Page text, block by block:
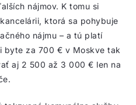
nájmov. K tomu si
ktorá sa pohybuje
nájmu – a tú platí
byte za 700 € v Moskve tak
aj 2 500 až 3 000 € len na